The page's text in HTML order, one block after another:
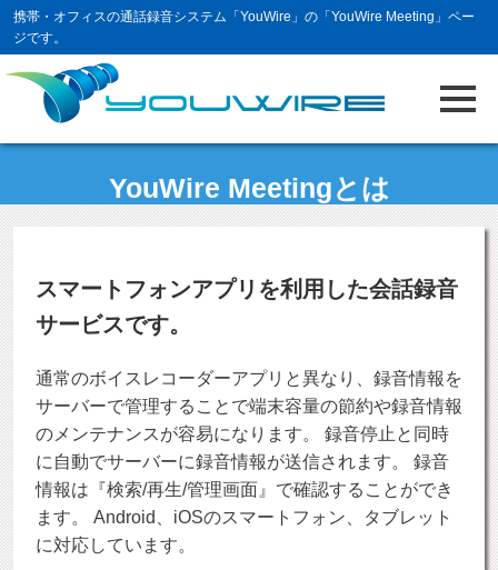
携帯・オフィスの通話録音システム「YouWire」の「YouWire Meeting」ペー
ジです。
YouWire Meetingとは
スマートフォンアプリを利用した会話録音
サービスです。
通常のボイスレコーダーアプリと異なり、録音情報を
サーバーで管理することで端末容量の節約や録音情報
のメンテナンスが容易になります。 録音停止と同時
に自動でサーバーに録音情報が送信されます。 録音
情報は『検索/再生/管理画面』で確認することができ
ます。 Android、iOSのスマートフォン、タブレット
に対応しています。